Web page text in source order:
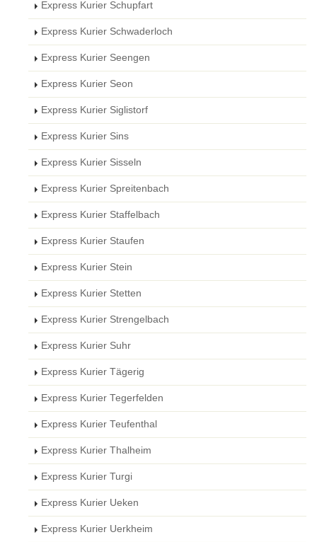
Express Kurier Schupfart
Express Kurier Schwaderloch
Express Kurier Seengen
Express Kurier Seon
Express Kurier Siglistorf
Express Kurier Sins
Express Kurier Sisseln
Express Kurier Spreitenbach
Express Kurier Staffelbach
Express Kurier Staufen
Express Kurier Stein
Express Kurier Stetten
Express Kurier Strengelbach
Express Kurier Suhr
Express Kurier Tägerig
Express Kurier Tegerfelden
Express Kurier Teufenthal
Express Kurier Thalheim
Express Kurier Turgi
Express Kurier Ueken
Express Kurier Uerkheim